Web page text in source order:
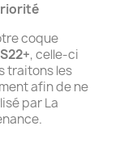
coque
, celle-ci
traitons les
afin de ne
par La